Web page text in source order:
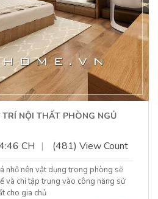
NỘI THẤT PHÒNG NGỦ
CH | (481) View Count
nhỏ nên vật dụng trong phòng sẽ
và chỉ tập trung vào công năng sử
cho gia chủ